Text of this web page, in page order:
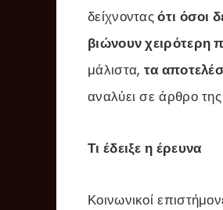
δείχνοντας ότι όσοι
βιώνουν χειρότερη
μάλιστα, τα
αναλύει σε άρθρο
Τι έδειξε η έρευνα
Κοινωνικοί